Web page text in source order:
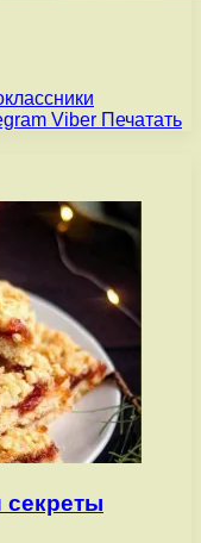
Viber Печатать
секреты